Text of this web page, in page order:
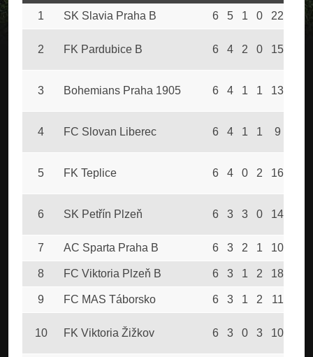
1 SK Slavia Praha B 6 5 1 0 22
2 FK Pardubice B 6 4 2 0 15
3 Bohemians Praha 1905 6 4 1 1 13
4 FC Slovan Liberec 6 4 1 1 9
5 FK Teplice 6 4 0 2 16
6 SK Petřín Plzeň 6 3 3 0 14
7 AC Sparta Praha B 6 3 2 1 10
8 FC Viktoria Plzeň B 6 3 1 2 18
9 FC MAS Táborsko 6 3 1 2 11
10 FK Viktoria Žižkov 6 3 0 3 10